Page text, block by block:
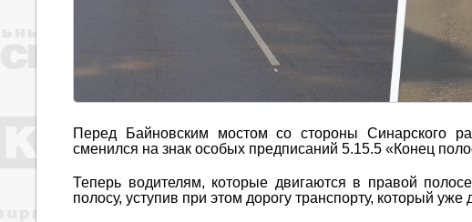
Перед Байновским мостом со стороны Синарского
сменился на знак особых предписаний 5.15.5 «Конец
Теперь водителям, которые двигаются в правой
полосу, уступив при этом дорогу транспорту, который уже